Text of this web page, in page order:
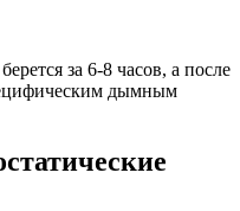
за 6-8 часов, а после
дымным